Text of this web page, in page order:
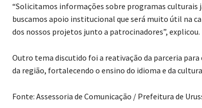
“Solicitamos informações sobre programas culturais
buscamos apoio institucional que será muito útil na
dos nossos projetos junto a patrocinadores”, explicou.
Outro tema discutido foi a reativação da parceria
da região, fortalecendo o ensino do idioma e da
Fonte: Assessoria de Comunicação / Prefeitura de